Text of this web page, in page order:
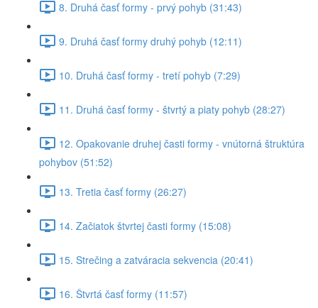
8. Druhá časť formy - prvý pohyb (31:43)
9. Druhá časť formy druhý pohyb (12:11)
10. Druhá časť formy - tretí pohyb (7:29)
11. Druhá časť formy - štvrtý a piaty pohyb (28:27)
12. Opakovanie druhej časti formy - vnútorná štruktúra
pohybov (51:52)
13. Tretia časť formy (26:27)
14. Začiatok štvrtej časti formy (15:08)
15. Strečing a zatváracia sekvencia (20:41)
16. Štvrtá časť formy (11:57)